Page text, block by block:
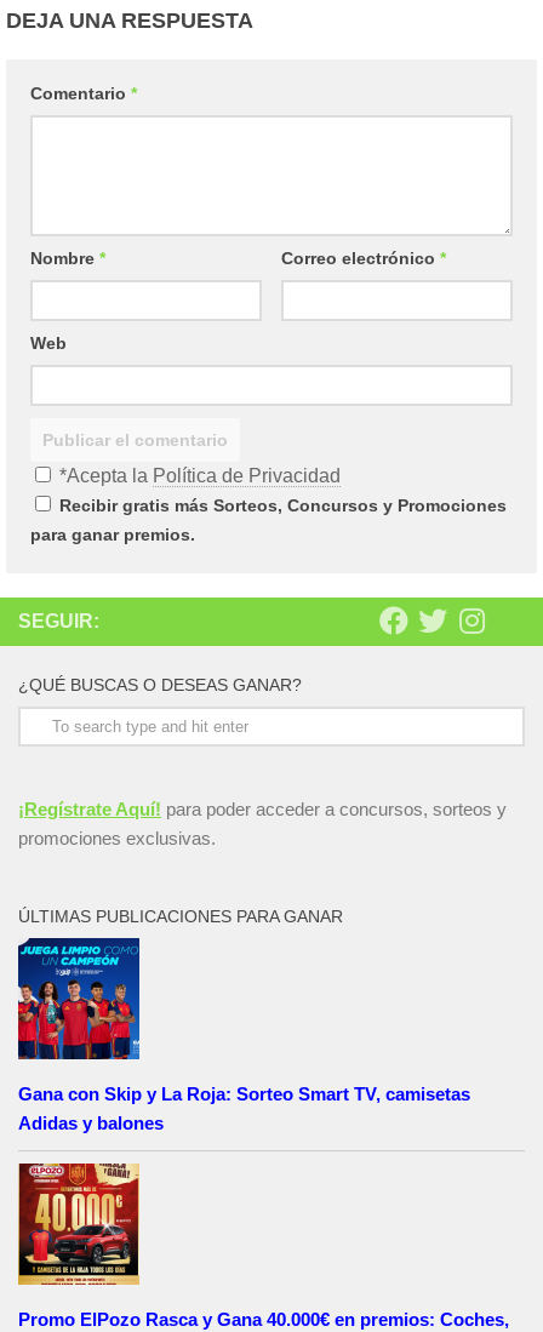
DEJA UNA RESPUESTA
Comentario *
Nombre * Correo electrónico *
Web
*Acepta la Política de Privacidad
Recibir gratis más Sorteos, Concursos y Promociones
para ganar premios.
SEGUIR:
¿QUÉ BUSCAS O DESEAS GANAR?
¡Regístrate Aquí! para poder acceder a concursos, sorteos y
promociones exclusivas.
ÚLTIMAS PUBLICACIONES PARA GANAR
Gana con Skip y La Roja: Sorteo Smart TV, camisetas
Adidas y balones
Promo ElPozo Rasca y Gana 40.000€ en premios: Coches,